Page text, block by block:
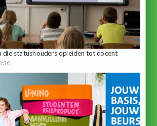
die statushouders opleiden tot docent